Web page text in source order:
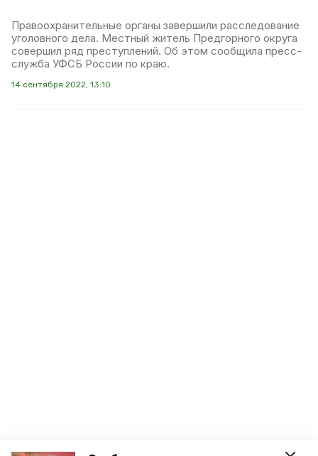
Правоохранительные органы завершили расследование
уголовного дела. Местный житель Предгорного округа
совершил ряд преступлений. Об этом сообщила пресс-
служба УФСБ России по краю.
14 сентября 2022, 13:10